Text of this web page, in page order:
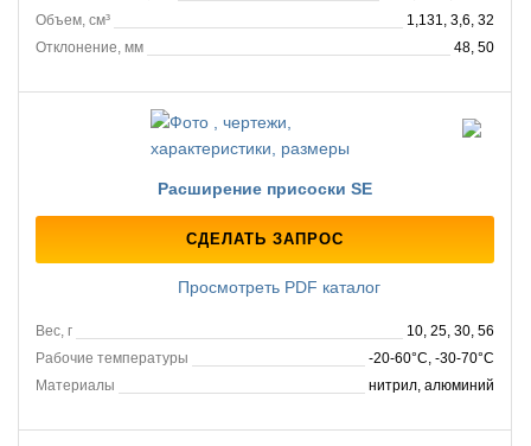
Объем, см³
1,131, 3,6, 32
Отклонение, мм
48, 50
Расширение присоски SE
СДЕЛАТЬ ЗАПРОС
Просмотреть PDF каталог
Вес, г
10, 25, 30, 56
Рабочие температуры
-20-60°C, -30-70°C
Материалы
нитрил, алюминий